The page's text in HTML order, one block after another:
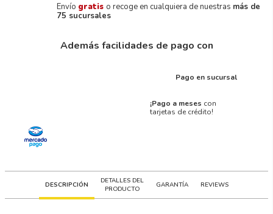
Envío gratis o recoge en cualquiera de nuestras más de
75 sucursales
Además facilidades de pago con
Pago en sucursal
¡Pago a meses con
tarjetas de crédito!
DESCRIPCIÓN
DETALLES DEL
PRODUCTO
GARANTÍA REVIEWS